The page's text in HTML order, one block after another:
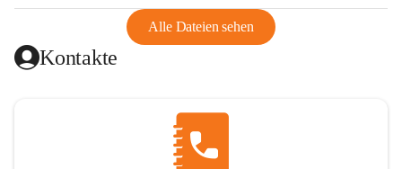
Alle Dateien sehen
Kontakte